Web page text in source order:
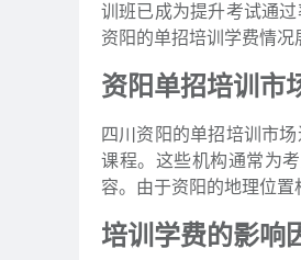
训班已成为提升考试通
资阳的单招培训学费情况
资阳单招培训市
四川资阳的单招培训市
课程。这些机构通常为
容。由于资阳的地理位置
培训学费的影响